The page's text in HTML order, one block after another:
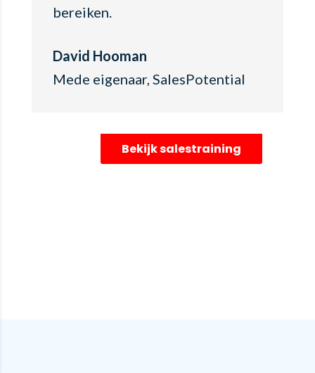
bereiken.
David Hooman
Mede eigenaar, SalesPotential
Bekijk salestraining